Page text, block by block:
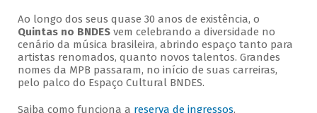
Ao longo dos seus quase 30 anos de existência, o
Quintas no BNDESvem celebrando a diversidade no
cenário da música brasileira, abrindo espaço tanto para
artistas renomados, quanto novos talentos. Grandes
nomes da MPB passaram, no início de suas carreiras,
pelo palco do Espaço Cultural BNDES.
Saiba como funciona a reserva de ingressos.